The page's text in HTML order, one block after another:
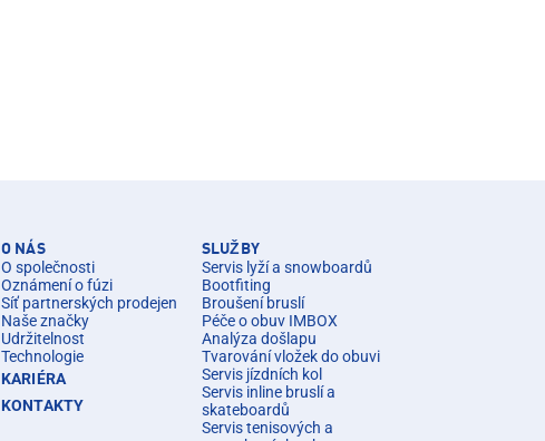
O NÁS
O společnosti
Oznámení o fúzi
Síť partnerských prodejen
Naše značky
Udržitelnost
Technologie
KARIÉRA
KONTAKTY
SLUŽBY
Servis lyží a snowboardů
Bootfiting
Broušení bruslí
Péče o obuv IMBOX
Analýza došlapu
Tvarování vložek do obuvi
Servis jízdních kol
Servis inline bruslí a
skateboardů
Servis tenisových a